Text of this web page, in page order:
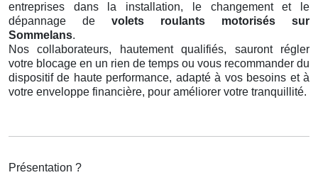
entreprises dans la installation, le changement et le
dépannage de volets roulants motorisés
sur
Sommelans.
Nos collaborateurs, hautement qualifiés, sauront régler
votre blocage en un rien de temps ou vous recommander du
dispositif de haute performance, adapté à vos besoins et à
votre enveloppe financière, pour améliorer votre tranquillité.
Présentation ?